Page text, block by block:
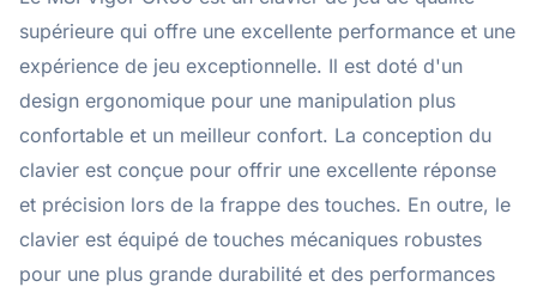
supérieure qui offre une excellente performance et une
expérience de jeu exceptionnelle. Il est doté d'un
design ergonomique pour une manipulation plus
confortable et un meilleur confort. La conception du
clavier est conçue pour offrir une excellente réponse
et précision lors de la frappe des touches. En outre, le
clavier est équipé de touches mécaniques robustes
pour une plus grande durabilité et des performances